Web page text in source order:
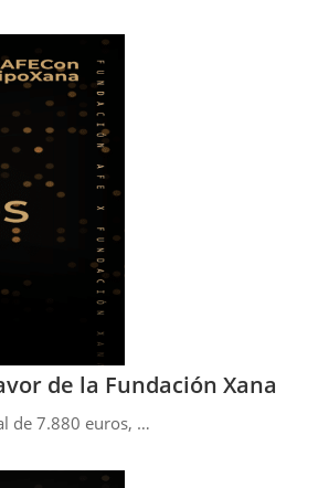
de la Fundación Xana
de 7.880 euros, …